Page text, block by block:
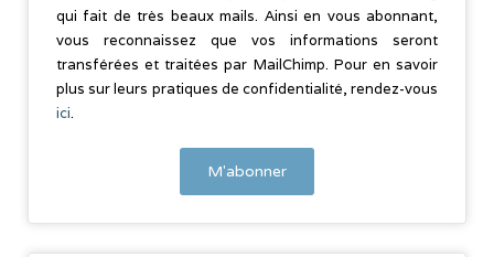
qui fait de très beaux mails. Ainsi en vous abonnant,
vous reconnaissez que vos informations seront
transférées et traitées par MailChimp. Pour en savoir
plus sur leurs pratiques de confidentialité, rendez-vous
ici.